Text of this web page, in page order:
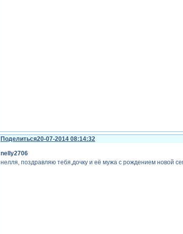
Поделиться20-07-2014 08:14:32
nelly2706
нелля, поздравляю тебя,дочку и её мужа с рождением новой